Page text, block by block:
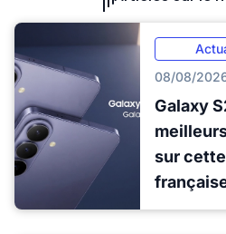
08/08/
Galaxy
sur